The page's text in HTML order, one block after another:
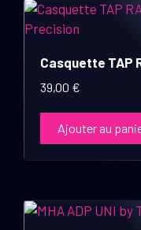
Casquette TAP
39,00 €
Ajouter au